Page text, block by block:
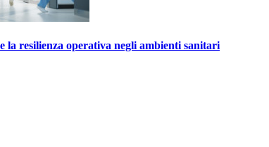
la resilienza operativa negli ambienti sanitari